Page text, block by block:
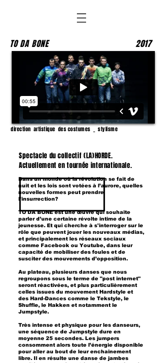
direction artistique des costumes _ stylisme
Spectacle du collectif (LA)HORDE.
Actuellement en tournée internationale.
Dans un monde où la révolution se fait de
nuit et les lois sont votées à l’aurore, quelles
nouvelles formes peut prendre
l’insurrection?
TO DA BONE est une œuvre qui souhaite
parler d’une certaine révolte intime de la
jeunesse. Et qui cherche à s'interroger sur le
rôle que peuvent jouer les nouveaux médias,
et principalement les réseaux sociaux
comme Facebook ou Youtube, dans leur
capacité de mobiliser des foules et de
susciter des mouvements d’opposition.
Au plateau, plusieurs danses que nous
regroupons sous le terme de "post internet"
seront réactivées, et plus particulièrement
celles issues du mouvement Hardstyle et
des Hard-Dances comme le Tekstyle, le
Shuffle, le Hakken et notamment le
Jumpstyle.
Très intense et physique pour les danseurs,
une séquence de Jumpstyle dure en
moyenne 25 secondes. Les jumpers
consomment alors toute l’énergie disponible
pour aller au bout de leur enchainement
libre. Il en résulte une danse de jambes
TO DA BONE 2017